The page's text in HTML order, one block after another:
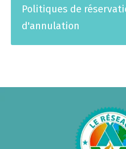
Politiques de
d'annulation